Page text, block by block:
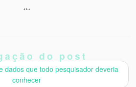
***
do post
dados que todo pesquisador deveria
conhecer